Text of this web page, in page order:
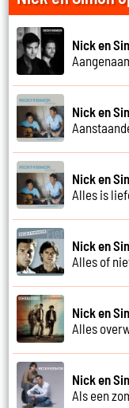
Nick en
Nick en
Nick en
Alles is
Nick en
Alles of
Nick en
Alles
Nick en
Als een